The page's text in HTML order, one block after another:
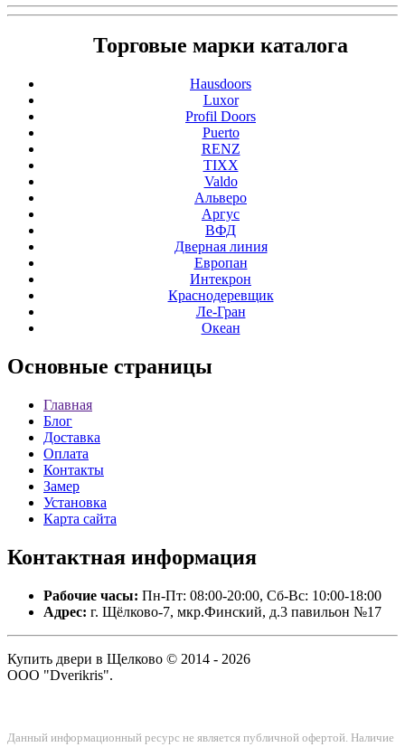
Торговые марки каталога
Hausdoors
Luxor
Profil Doors
Puerto
RENZ
TIXX
Valdo
Альверо
Аргус
ВФД
Дверная линия
Европан
Интекрон
Краснодеревщик
Ле-Гран
Океан
Основные страницы
Главная
Блог
Доставка
Оплата
Контакты
Замер
Установка
Карта сайта
Контактная информация
Рабочие часы: Пн-Пт: 08:00-20:00, Сб-Вс: 10:00-18:00
Адрес: г. Щёлково-7, мкр.Финский, д.3 павильон №17
Купить двери в Щелково © 2014 - 2026
ООО "Dverikris".
Данный информационный ресурс не является публичной офертой. Наличие